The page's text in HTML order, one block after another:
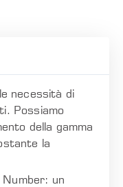
necessità di
Possiamo
della gamma
la
un